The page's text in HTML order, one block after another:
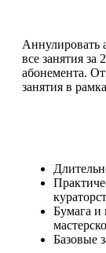
Аннулировать
все занятия за
абонемента.
занятия в
Бумага и
Базовые